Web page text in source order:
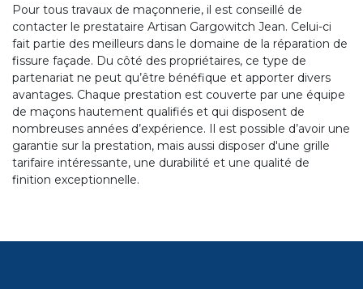
Pour tous travaux de maçonnerie, il est conseillé de
contacter le prestataire Artisan Gargowitch Jean. Celui-ci
fait partie des meilleurs dans le domaine de la réparation de
fissure façade. Du côté des propriétaires, ce type de
partenariat ne peut qu’être bénéfique et apporter divers
avantages. Chaque prestation est couverte par une équipe
de maçons hautement qualifiés et qui disposent de
nombreuses années d’expérience. Il est possible d’avoir une
garantie sur la prestation, mais aussi disposer d'une grille
tarifaire intéressante, une durabilité et une qualité de
finition exceptionnelle.